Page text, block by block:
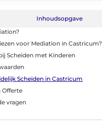
Inhoudsopgave
voor Mediation in Castricum?
Scheiden met Kinderen
Scheiden in Castricum
Offerte
vragen